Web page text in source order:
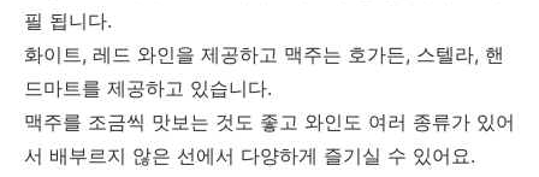
필 됩니다.
화이트, 레드 와인을 제공하고 맥주는 호가든, 스텔라, 핸
드마트를 제공하고 있습니다.
맥주를 조금씩 맛보는 것도 좋고 와인도 여러 종류가 있어
서 배부르지 않은 선에서 다양하게 즐기실 수 있어요.